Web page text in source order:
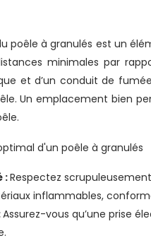
poêle à granulés est un
minimales par
et d’un conduit de
Un emplacement bien
:Respectez
inflammables,
Assurez-vous qu’une prise